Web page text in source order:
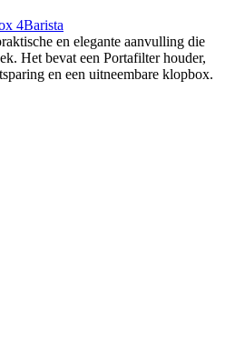
4Barista
en elegante aanvulling die
Het bevat een Portafilter houder,
en een uitneembare klopbox.